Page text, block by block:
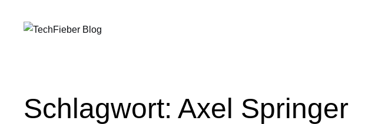
Schlagwort:Axel Springer